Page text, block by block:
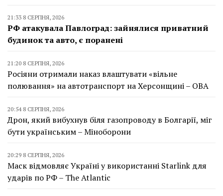
21:33 8 СЕРПНЯ, 2026
РФ атакувала Павлоград: зайнялися приватний
будинок та авто, є поранені
21:20 8 СЕРПНЯ, 2026
Росіяни отримали наказ влаштувати «вільне
полювання» на автотранспорт на Херсонщині – ОВА
20:54 8 СЕРПНЯ, 2026
Дрон, який вибухнув біля газопроводу в Болгарії, міг
бути українським – Міноборони
20:29 8 СЕРПНЯ, 2026
Маск відмовляє Україні у використанні Starlink для
ударів по РФ – The Atlantic